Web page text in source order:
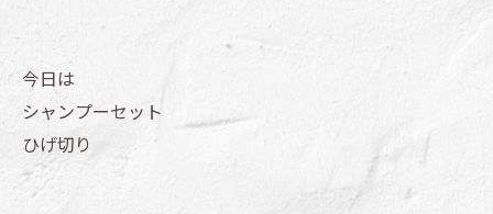
今日は
シャンプーセット
ひげ切り